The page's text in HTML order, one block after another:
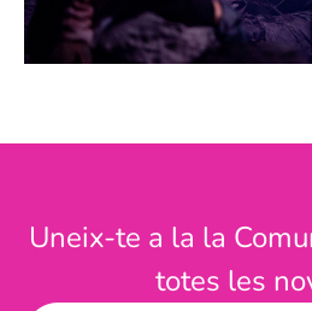
Uneix-te a la la
totes les